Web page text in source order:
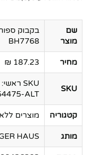
שם
מוצר
BH7768
מחיר 187.23 ₪
SKU
ALT
קטגוריה מוצרים
מותג HAUS